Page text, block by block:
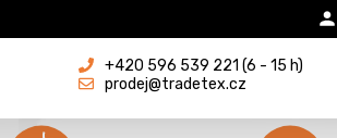
+420 596 539 221 (6 - 15 h)
prodej@tradetex.cz